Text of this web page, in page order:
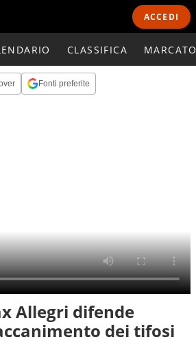
ACCEDI
CLASSIFICA
Fonti preferite
Allegri difende
dei tifosi